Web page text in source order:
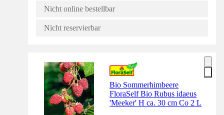
Nicht online bestellbar
Nicht reservierbar
Bio Sommerhimbeere
FloraSelf Bio Rubus idaeus
'Meeker' H ca. 30 cm Co 2 L